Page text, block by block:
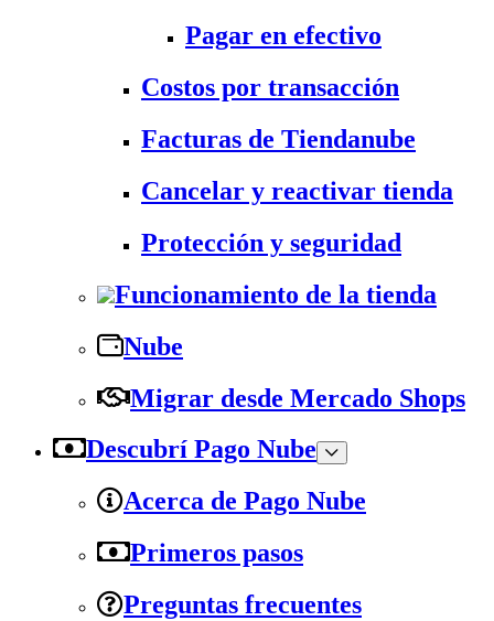
Pagar en efectivo
Costos por transacción
Facturas de Tiendanube
Cancelar y reactivar tienda
Protección y seguridad
Funcionamiento de la tienda
Nube
Migrar desde Mercado Shops
Descubrí Pago Nube
Acerca de Pago Nube
Primeros pasos
Preguntas frecuentes